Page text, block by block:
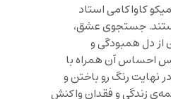
کاواکامی استاد
جستجوی عشق،
دل همبودگی و
احساس آن همراه با
نهایت رنگ رو باختن و
‌زندگی و فقدان واکنش